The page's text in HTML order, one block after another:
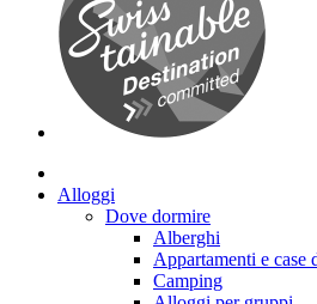
Alloggi
Dove dormire
Alberghi
Appartamenti e case
Camping